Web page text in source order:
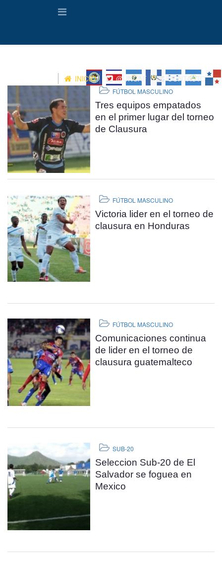
INICIO @UNCAF CONTACTO
FÚTBOL MASCULINO
Tres equipos empatados
en el primer lugar del torneo
de Clausura
FÚTBOL MASCULINO
Victoria lider en el torneo de
clausura en Honduras
FÚTBOL MASCULINO
Comunicaciones continua
de lider en el torneo de
clausura guatemalteco
SUB-20
Seleccion Sub-20 de El
Salvador se foguea en
Mexico